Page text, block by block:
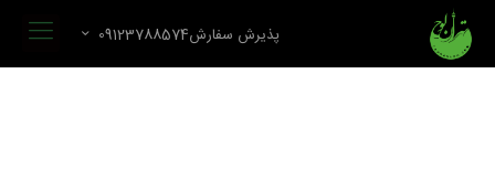
پذیرش سفارش09123788574